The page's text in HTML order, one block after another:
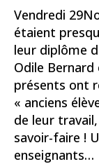
Vendredi
étaient
leur diplôme
Odile
présents ont
« anciens
de leur
savoir-faire !
enseignants…